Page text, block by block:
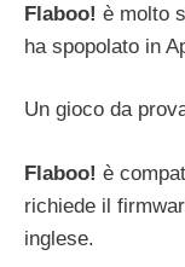
Flaboo! è molto
ha spopolato in
Un gioco da
Flaboo! è
richiede il
inglese.